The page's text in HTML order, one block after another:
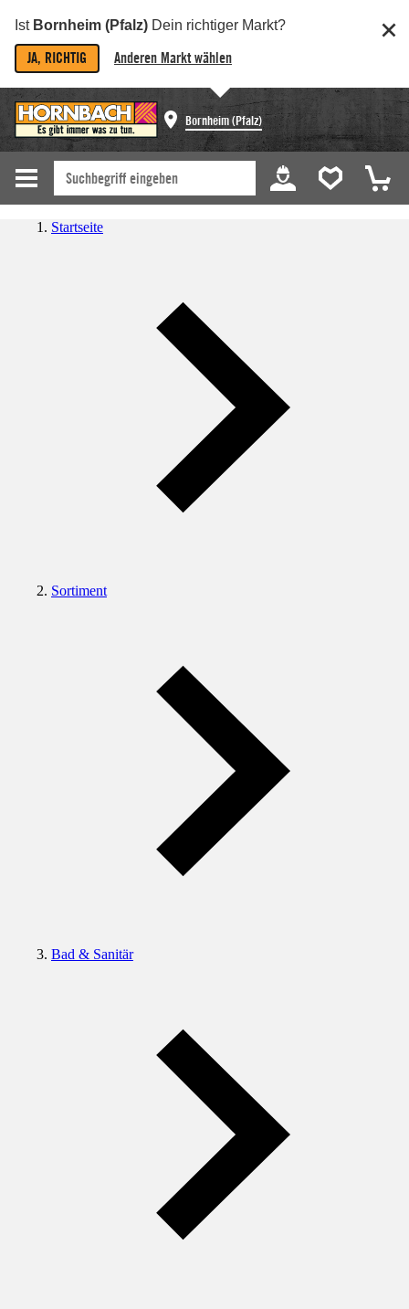
Ist Bornheim (Pfalz) Dein richtiger Markt?
JA, RICHTIG Anderen Markt wählen
Bornheim (Pfalz)
Startseite
Sortiment
Bad & Sanitär